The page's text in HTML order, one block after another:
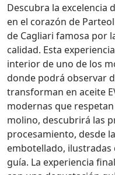
Descubra la excelencia
en el corazón de
de Cagliari famosa por
calidad. Esta
interior de uno de los
donde podrá observar
transforman en aceite
modernas que
molino, descubrirá las
procesamiento, desde
embotellado,
guía. La experiencia